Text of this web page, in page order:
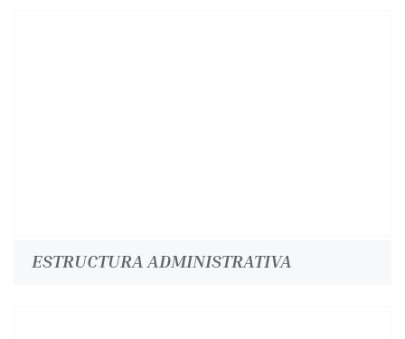
ESTRUCTURA ADMINISTRATIVA